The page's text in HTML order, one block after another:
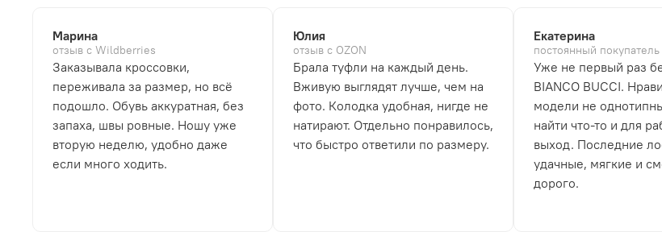
Марина
отзыв с Wildberries
Заказывала кроссовки,
переживала за размер, но всё
подошло. Обувь аккуратная, без
запаха, швы ровные. Ношу уже
вторую неделю, удобно даже
если много ходить.
Юлия
отзыв с OZON
Брала туфли на каждый день.
Вживую выглядят лучше, чем на
фото. Колодка удобная, нигде не
натирают. Отдельно понравилось,
что быстро ответили по размеру.
Екатерина
постоянный покупатель
Уже не первый раз
BIANCO BUCCI.
модели не
найти что-то и для
выход. Последние
удачные, мягкие и
дорого.